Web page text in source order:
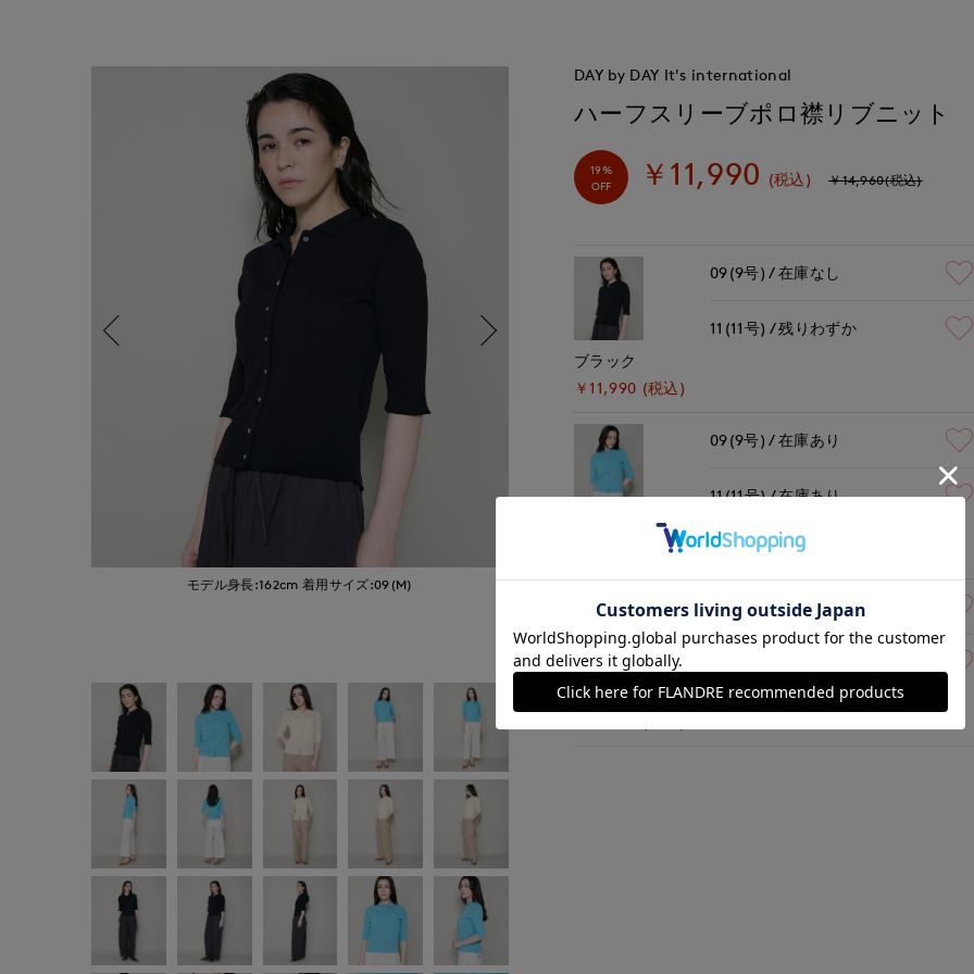
モデル身長:162cm 着用サイズ:09(M) モデル身長:162cm 着用サイズ:09(M)
DAY by DAY It's international
ハーフスリーブポロ襟リブニット
19%
OFF
￥11,990 (税込) ￥14,960(税込)
ブラック
￥11,990 (税込)
09(9号) 在庫なし
11(11号) 残りわずか
￥11,990 (税込)
09(9号) 在庫あり
11(11号) 在庫あり
イエロー
09(9号) 残りわずか